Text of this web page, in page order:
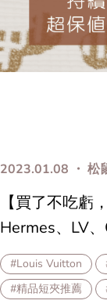
2023.01.08 ・ 松
【買了不吃虧
Hermes、LV
#Louis Vuitton
#精品短夾推薦